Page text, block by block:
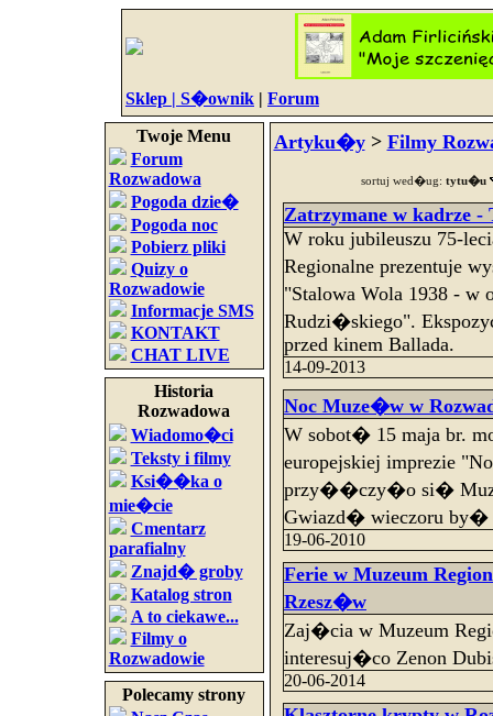
Sklep | S�ownik | Forum
Twoje Menu
Forum
Rozwadowa
Pogoda dzie�
Pogoda noc
Pobierz pliki
Quizy o
Rozwadowie
Informacje SMS
KONTAKT
CHAT LIVE
Historia
Rozwadowa
Wiadomo�ci
Teksty i filmy
Ksi��ka o
mie�cie
Cmentarz
parafialny
Znajd� groby
Katalog stron
A to ciekawe...
Filmy o
Rozwadowie
Polecamy strony
Artyku�y> Filmy
sortuj wed�ug: tytu�u
Zatrzymane w kadrze -
W roku jubileuszu 75-
Regionalne prezentuje
"Stalowa Wola 1938 -
Rudzi�skiego".
przed kinem Ballada.
14-09-2013
Noc Muze�w w
W sobot� 15 maja br.
europejskiej imprezie
przy��czy�o si�
Gwiazd� wieczoru
19-06-2010
Ferie w Muzeum
Rzesz�w
Zaj�cia w Muzeum
interesuj�co Zenon
20-06-2014